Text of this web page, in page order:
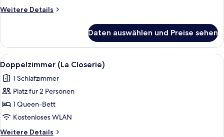
Weitere Details
Weitere
Doppelzimmer
Daten auswählen und Preise sehen
Alle
Fotos
für
Doppelzimmer
(La
Closerie)
anzeigen
Ein Hotelzimmer mit einem Bett,
5
Doppelzimmer (La Closerie)
1 Schlafzimmer
Platz für 2 Personen
1 Queen-Bett
Kostenloses WLAN
Weitere Details
Weitere